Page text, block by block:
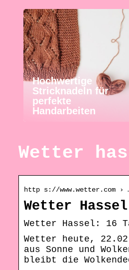
Hochwertige
Stricknadeln für
perfekte
Handarbeiten
Wetter
http s://www.wetter.com ›
Wetter
Wetter Hassel: 16
Wetter heute,
aus Sonne und
bleibt die